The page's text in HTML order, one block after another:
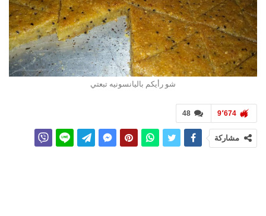
شو رأيكم باليانسونيه تبعتي
48 9٬674
مشاركة